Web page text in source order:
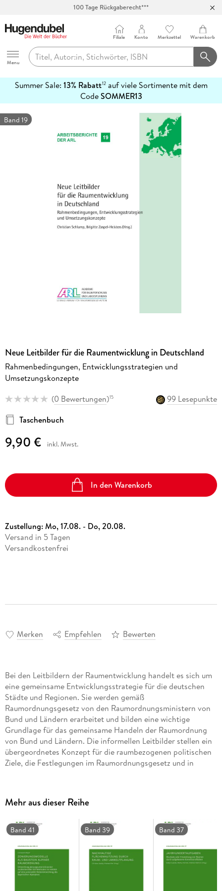
100 Tage Rückgaberecht***
Hugendubel
Menu
Filiale Konto Merkzettel Warenkorb
Summer Sale: 13% Rabatt12auf viele Sortimente mit dem
CodeSOMMER13
erfahren
Band 19
Neue Leitbilder für die Raumentwicklung in Deutschland
Rahmenbedingungen, Entwicklungsstrategien und
Umsetzungskonzepte
(0 Bewertungen)15
99 Lesepunkte
Taschenbuch
9,90 € inkl. Mwst.
In den Warenkorb
Zustellung:Mo, 17.08. - Do, 20.08.
Versand in 5 Tagen
Versandkostenfrei
Merken Empfehlen Bewerten
Bei den Leitbildern der Raumentwicklung handelt es sich um
eine gemeinsame Entwicklungsstrategie für die deutschen
Städte und Regionen. Sie werden gemäß
Raumordnungsgesetz von den Raumordnungsministern von
Bund und Ländern erarbeitet und bilden eine wichtige
Grundlage für das gemeinsame Handeln der Raumordnung
von Bund und Ländern. Die informellen Leitbilder stellen ein
übergeordnetes Konzept für die raumbezogenen politischen
Ziele, die Festlegungen im Raumordnungsgesetz und in
Grundsätze der Raumordnung und weisen die
Aufgabenschwerpunkte der Raumordnung in den
kommenden Jahren aus.
Im Mittelpunkt der Beiträge auf der Jahrestagung des Jungen
Forums 2014 stand die Bedeutung der veränderten aktuellen
Rahmenbedingungen für die Raumentwicklung.
Ausgangspunkt der Diskussion über Strategien,
Mehr aus dieser Reihe
Band 41 Band 39 Band 37